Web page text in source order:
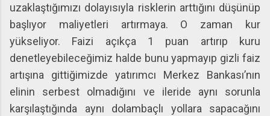
uzaklaştığımızı dolayısıyla risklerin arttığını düşünüp
başlıyor maliyetleri artırmaya. O zaman kur
yükseliyor. Faizi açıkça 1 puan artırıp kuru
denetleyebileceğimiz halde bunu yapmayıp gizli faiz
artışına gittiğimizde yatırımcı Merkez Bankası’nın
elinin serbest olmadığını ve ileride aynı sorunla
karşılaştığında aynı dolambaçlı yollara sapacağını